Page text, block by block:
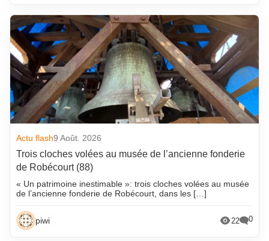
Actu flash9 Août. 2026
Trois cloches volées au musée de l’ancienne fonderie
de Robécourt (88)
« Un patrimoine inestimable »: trois cloches volées au musée
de l’ancienne fonderie de Robécourt, dans les […]
piwi 22 0